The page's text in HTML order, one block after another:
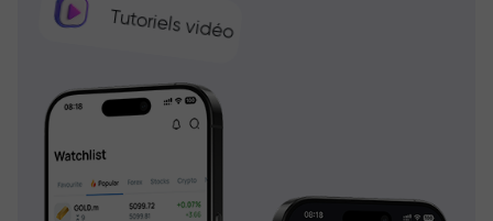
Tutoriels vidéo